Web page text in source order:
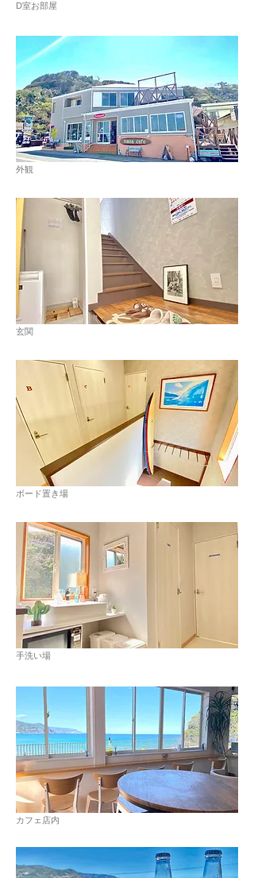
D室お部屋
外観
玄関
ボード置き場
手洗い場
カフェ店内